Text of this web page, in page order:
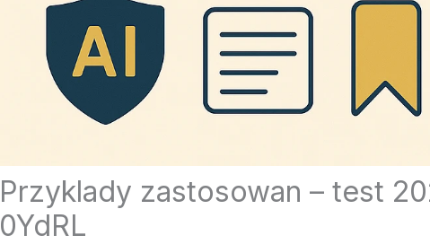
Przyklady zastosowan – test
0YdRL